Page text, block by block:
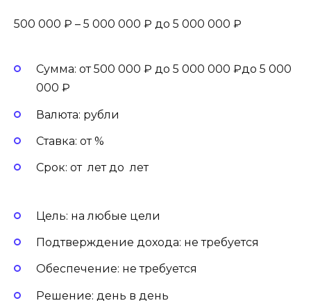
500 000 ₽ – 5 000 000 ₽ до 5 000 000 ₽
Сумма: от 500 000 ₽ до 5 000 000 ₽до 5 000
000 ₽
Валюта: рубли
Ставка: от %
Срок: от лет до лет
Цель: на любые цели
Подтверждение дохода: не требуется
Обеспечение: не требуется
Решение: день в день